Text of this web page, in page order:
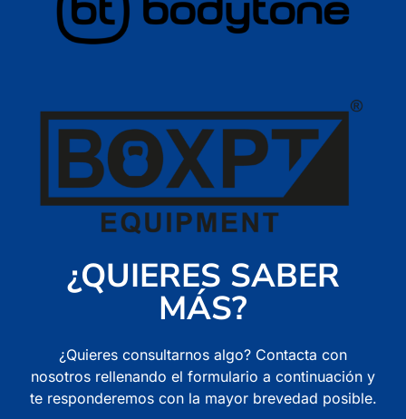
¿QUIERES SABER
MÁS?
¿Quieres consultarnos algo? Contacta con
nosotros rellenando el formulario a continuación y
te responderemos con la mayor brevedad posible.